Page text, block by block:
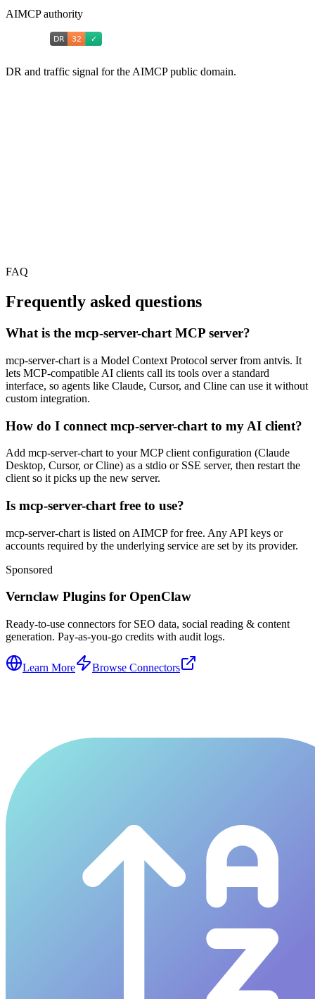
AIMCP authority
DR and traffic signal for the AIMCP public domain.
FAQ
Frequently asked questions
What is the mcp-server-chart MCP server?
mcp-server-chart is a Model Context Protocol server from antvis. It
lets MCP-compatible AI clients call its tools over a standard
interface, so agents like Claude, Cursor, and Cline can use it without
custom integration.
How do I connect mcp-server-chart to my AI client?
Add mcp-server-chart to your MCP client configuration (Claude
Desktop, Cursor, or Cline) as a stdio or SSE server, then restart the
client so it picks up the new server.
Is mcp-server-chart free to use?
mcp-server-chart is listed on AIMCP for free. Any API keys or
accounts required by the underlying service are set by its provider.
Sponsored
Vernclaw Plugins for OpenClaw
Ready-to-use connectors for SEO data, social reading & content
generation. Pay-as-you-go credits with audit logs.
Learn More Browse Connectors